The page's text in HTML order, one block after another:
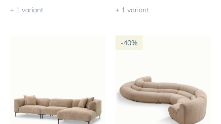
+ 1 variant + 1 variant
-40%